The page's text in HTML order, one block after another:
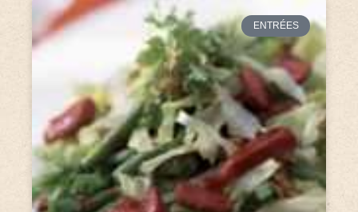
ENTRÉES